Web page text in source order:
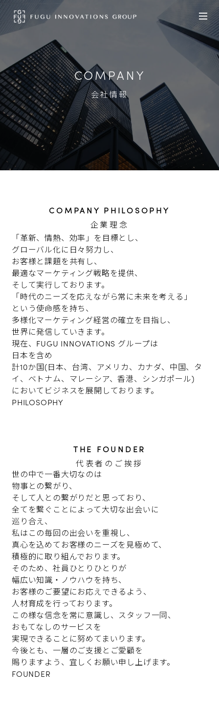
COMPANY
会社情報
COMPANY PHILOSOPHY
企業理念
「革新、情熱、効率」を目標とし、
グローバル化に日々努力し、
お客様と課題を共有し、
最適なマーケティング戦略を提供、
そして実行しております。
「時代のニーズを応えながら常に未来を考える」
という使命感を持ち、
多様化マーケティング経営の確立を目指し、
世界に発信していきます。
現在、FUGU INNOVATIONS グループは
日本を含め
計10か国(日本、台湾、アメリカ、カナダ、中国、タ
イ、ベトナム、マレーシア、香港、シンガポール)
においてビジネスを展開しております。
PHILOSOPHY
THE FOUNDER
代表者のご挨拶
世の中で一番大切なのは
物事との繋がり、
そして人との繋がりだと思っており、
全てを繋ぐことによって大切な出会いに
巡り合え、
私はこの毎回の出会いを重視し、
真心を込めてお客様のニーズを見極めて、
積極的に取り組んでおります。
そのため、社員ひとりひとりが
幅広い知識・ノウハウを持ち、
お客様のご要望にお応えできるよう、
人材育成を行っております。
この様な信念を常に意識し、スタッフ一同、
おもてなしのサービスを
実現できることに努めてまいります。
今後とも、一層のご支援とご愛顧を
賜りますよう、宜しくお願い申し上げます。
FOUNDER